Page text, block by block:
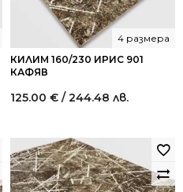
КИЛИМ 160/230 ИРИС 901
КАФЯВ
4 размера
125.00 € / 244.48 лв.